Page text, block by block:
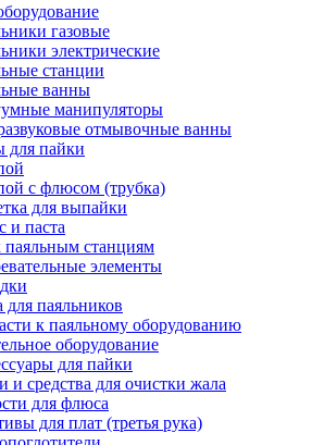
газовые
электрические
станции
ванны
манипуляторы
отмывочные ванны
для пайки
с флюсом (трубка)
для выпайки
и паста
паяльным станциям
элементы
паяльников
к паяльному оборудованию
оборудование
для пайки
и средства для очистки жала
для флюса
для плат (третья рука)